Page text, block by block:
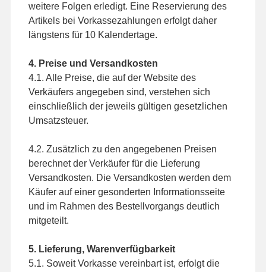
weitere Folgen erledigt. Eine Reservierung des
Artikels bei Vorkassezahlungen erfolgt daher
längstens für 10 Kalendertage.
4. Preise und Versandkosten
4.1. Alle Preise, die auf der Website des
Verkäufers angegeben sind, verstehen sich
einschließlich der jeweils gültigen gesetzlichen
Umsatzsteuer.
4.2. Zusätzlich zu den angegebenen Preisen
berechnet der Verkäufer für die Lieferung
Versandkosten. Die Versandkosten werden dem
Käufer auf einer gesonderten Informationsseite
und im Rahmen des Bestellvorgangs deutlich
mitgeteilt.
5. Lieferung, Warenverfügbarkeit
5.1. Soweit Vorkasse vereinbart ist, erfolgt die